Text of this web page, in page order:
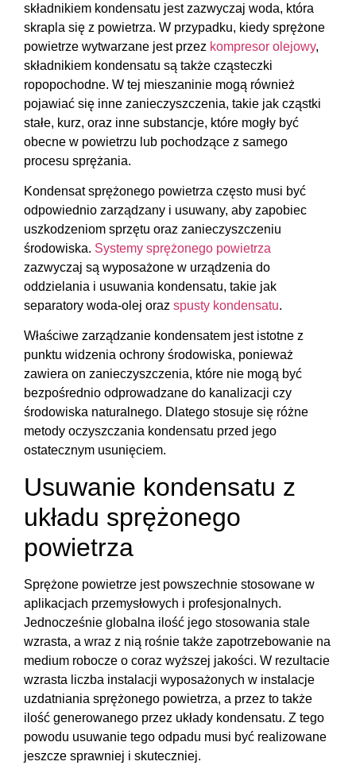
składnikiem kondensatu jest zazwyczaj woda, która
skrapla się z powietrza. W przypadku, kiedy sprężone
powietrze wytwarzane jest przez kompresor olejowy,
składnikiem kondensatu są także cząsteczki
ropopochodne. W tej mieszaninie mogą również
pojawiać się inne zanieczyszczenia, takie jak cząstki
stałe, kurz, oraz inne substancje, które mogły być
obecne w powietrzu lub pochodzące z samego
procesu sprężania.
Kondensat sprężonego powietrza często musi być
odpowiednio zarządzany i usuwany, aby zapobiec
uszkodzeniom sprzętu oraz zanieczyszczeniu
środowiska. Systemy sprężonego powietrza
zazwyczaj są wyposażone w urządzenia do
oddzielania i usuwania kondensatu, takie jak
separatory woda-olej oraz spusty kondensatu.
Właściwe zarządzanie kondensatem jest istotne z
punktu widzenia ochrony środowiska, ponieważ
zawiera on zanieczyszczenia, które nie mogą być
bezpośrednio odprowadzane do kanalizacji czy
środowiska naturalnego. Dlatego stosuje się różne
metody oczyszczania kondensatu przed jego
ostatecznym usunięciem.
Usuwanie kondensatu z
układu sprężonego
powietrza
Sprężone powietrze jest powszechnie stosowane w
aplikacjach przemysłowych i profesjonalnych.
Jednocześnie globalna ilość jego stosowania stale
wzrasta, a wraz z nią rośnie także zapotrzebowanie na
medium robocze o coraz wyższej jakości. W rezultacie
wzrasta liczba instalacji wyposażonych w instalacje
uzdatniania sprężonego powietrza, a przez to także
ilość generowanego przez układy kondensatu. Z tego
powodu usuwanie tego odpadu musi być realizowane
jeszcze sprawniej i skuteczniej.